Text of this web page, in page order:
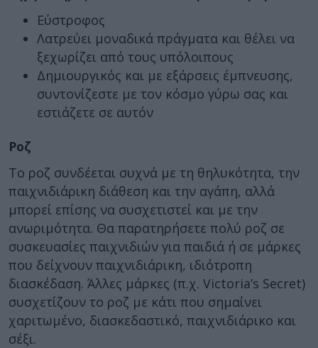
Εύστροφος
Λατρεύει μοναδικά πράγματα και θέλει να
ξεχωρίζει από τους υπόλοιπους
Δημιουργικός και με εξάρσεις έμπνευσης,
συντονίζεστε με τον κόσμο γύρω σας και
εστιάζετε σε αυτόν
Ροζ
Το ροζ συνδέεται συχνά με τη θηλυκότητα, την
παιχνιδιάρικη διάθεση και την αγάπη, αλλά
μπορεί επίσης να συσχετιστεί και με την
ανωριμότητα. Θα παρατηρήσετε πολύ ροζ σε
συσκευασίες παιχνιδιών για παιδιά ή σε μάρκες
που δείχνουν παιχνιδιάρικη, ιδιότροπη
διασκέδαση. Άλλες μάρκες (π.χ. Victoria’s Secret)
συσχετίζουν το ροζ με κάτι που σημαίνει
χαριτωμένο, διασκεδαστικό, παιχνιδιάρικο και
σέξι.